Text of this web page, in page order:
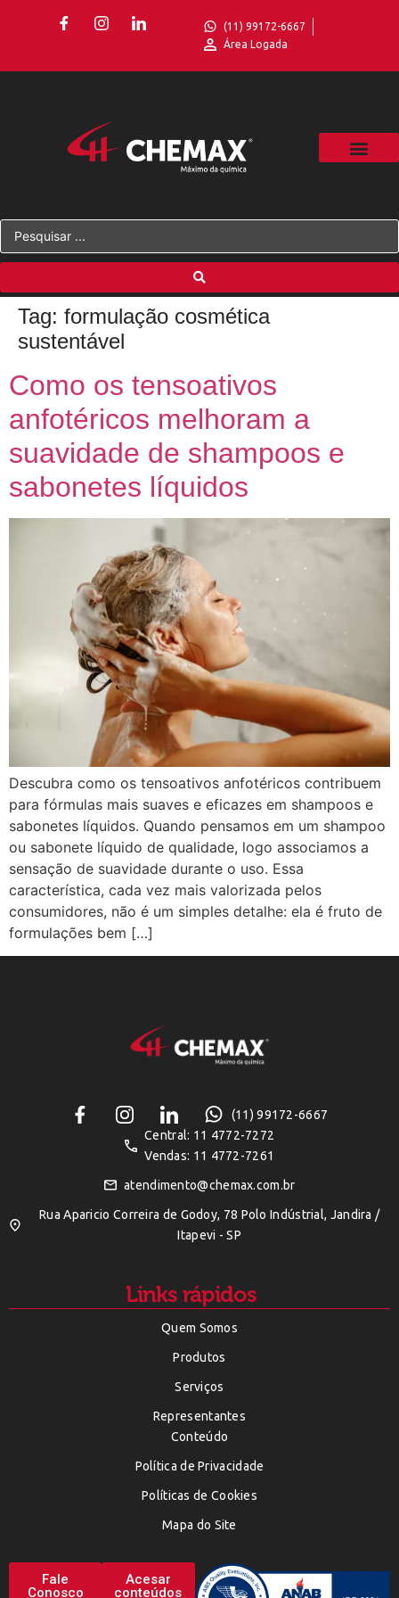
(11) 99172-6667
Área Logada
Tag: formulação cosmética
sustentável
Como os tensoativos
anfotéricos melhoram a
suavidade de shampoos e
sabonetes líquidos
Descubra como os tensoativos anfotéricos contribuem
para fórmulas mais suaves e eficazes em shampoos e
sabonetes líquidos. Quando pensamos em um shampoo
ou sabonete líquido de qualidade, logo associamos a
sensação de suavidade durante o uso. Essa
característica, cada vez mais valorizada pelos
consumidores, não é um simples detalhe: ela é fruto de
formulações bem […]
(11) 99172-6667
Central: 11 4772-7272
Vendas: 11 4772-7261
atendimento@chemax.com.br
Rua Aparicio Correira de Godoy, 78 Polo Indústrial, Jandira /
Itapevi - SP
Links rápidos
Quem Somos
Produtos
Serviços
Representantes
Conteúdo
Política de Privacidade
Políticas de Cookies
Mapa do Site
Fale
Conosco
Acesar
conteúdos